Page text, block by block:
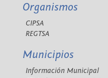
Organismos
CIPSA
REGTSA
Municipios
Información Municipal